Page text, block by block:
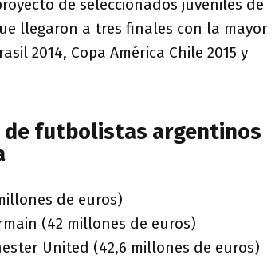
de seleccionados juveniles de
llegaron a tres finales con la mayor
2014, Copa América Chile 2015 y
de futbolistas argentinos
de euros)
(42 millones de euros)
United (42,6 millones de euros)